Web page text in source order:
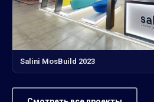
Salini MosBuild 2023